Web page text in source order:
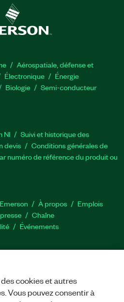
788648-35
Aérospatiale, défense et
Électronique
Énergie​
Biologie
Semi-conducteur
NI
Suivi et historique des
devis
Conditions générales de
numéro de référence du produit ou
À propos
Emplois
Chaîne
Événements
le site
cookies et autres
Vous pouvez consentir à